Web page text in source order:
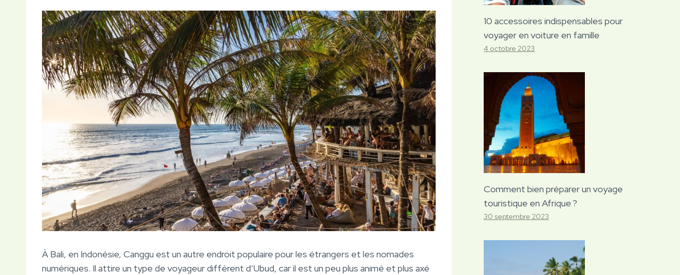
À Bali, en Indonésie, Canggu est un autre endroit populaire pour les étrangers et les nomades
numériques. Il attire un type de voyageur différent d’Ubud, car il est un peu plus animé et plus axé
10 accessoires indispensables pour
voyager en voiture en famille
4 octobre 2023
Comment bien préparer un voyage
touristique en Afrique ?
30 septembre 2023